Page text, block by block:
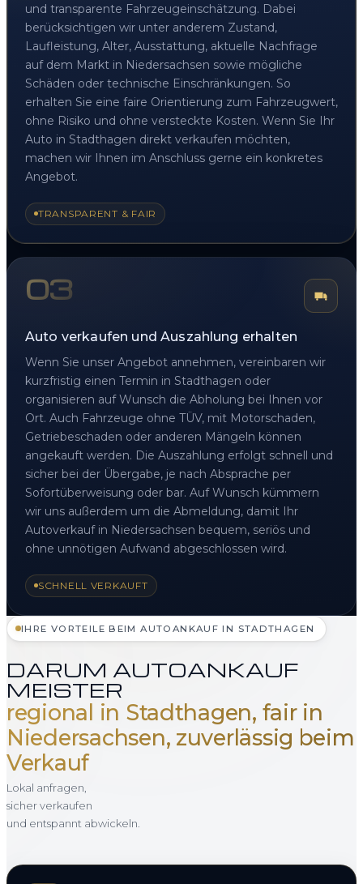
und transparente Fahrzeugeinschätzung. Dabei
berücksichtigen wir unter anderem Zustand,
Laufleistung, Alter, Ausstattung, aktuelle Nachfrage
auf dem Markt in Niedersachsen sowie mögliche
Schäden oder technische Einschränkungen. So
erhalten Sie eine faire Orientierung zum Fahrzeugwert,
ohne Risiko und ohne versteckte Kosten. Wenn Sie Ihr
Auto in Stadthagen direkt verkaufen möchten,
machen wir Ihnen im Anschluss gerne ein konkretes
Angebot.
TRANSPARENT & FAIR
03
Auto verkaufen und Auszahlung erhalten
Wenn Sie unser Angebot annehmen, vereinbaren wir
kurzfristig einen Termin in Stadthagen oder
organisieren auf Wunsch die Abholung bei Ihnen vor
Ort. Auch Fahrzeuge ohne TÜV, mit Motorschaden,
Getriebeschaden oder anderen Mängeln können
angekauft werden. Die Auszahlung erfolgt schnell und
sicher bei der Übergabe, je nach Absprache per
Sofortüberweisung oder bar. Auf Wunsch kümmern
wir uns außerdem um die Abmeldung, damit Ihr
Autoverkauf in Niedersachsen bequem, seriös und
ohne unnötigen Aufwand abgeschlossen wird.
SCHNELL VERKAUFT
IHRE VORTEILE BEIM AUTOANKAUF IN STADTHAGEN
DARUM AUTOANKAUF
MEISTER
regional in Stadthagen, fair in
Niedersachsen, zuverlässig beim
Verkauf
Lokal anfragen,
sicher verkaufen
und entspannt abwickeln.